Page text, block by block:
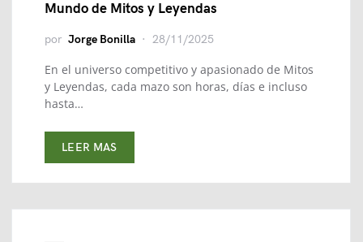
Mundo de Mitos y Leyendas
por Jorge Bonilla 28/11/2025
En el universo competitivo y apasionado de Mitos
y Leyendas, cada mazo son horas, días e incluso
hasta…
LEER MAS